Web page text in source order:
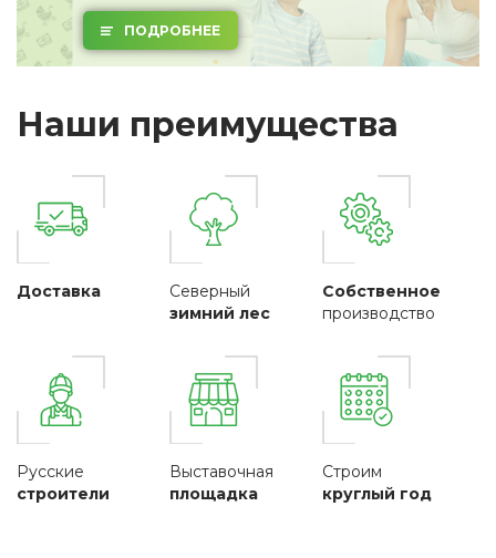
ПОДРОБНЕЕ
Наши преимущества
Доставка
Северный
зимний лес
Собственное
производство
Русские
строители
Выставочная
площадка
Строим
круглый год